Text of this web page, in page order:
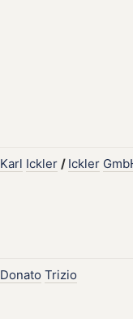
Karl Ickler / Ickler
Donato Trizio